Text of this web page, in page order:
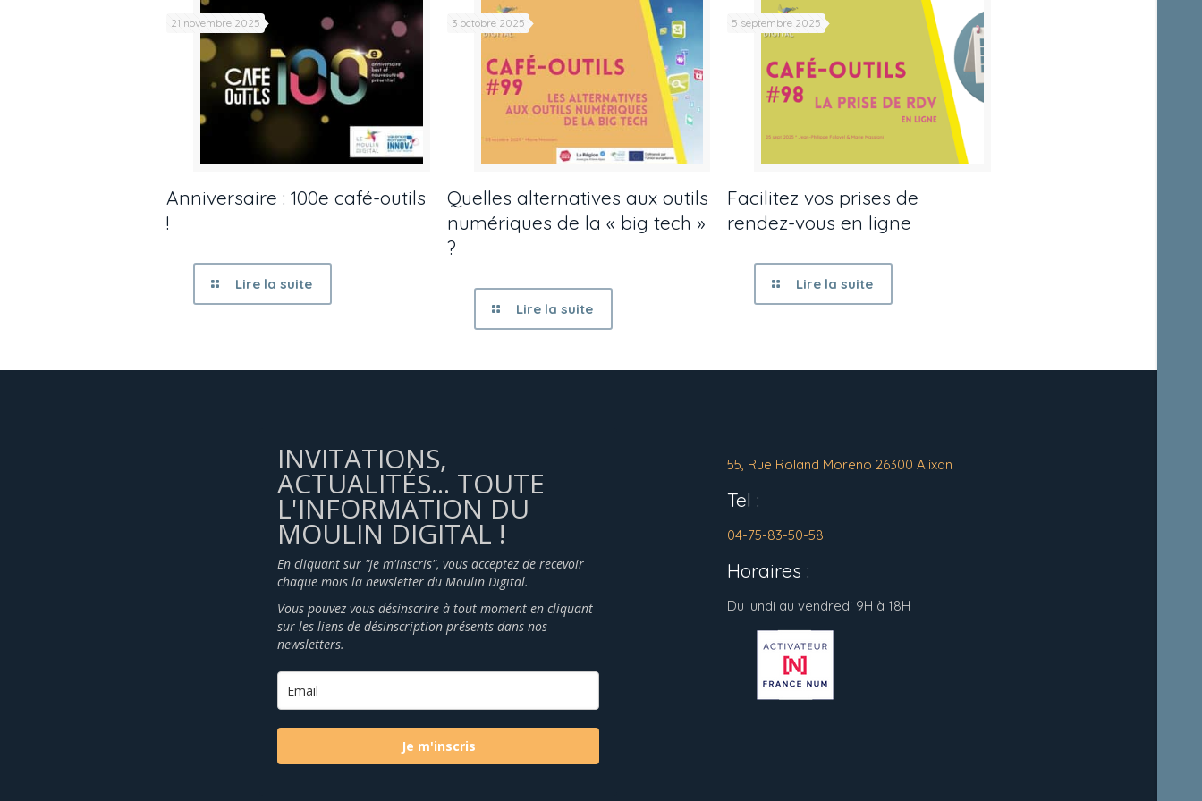
21 novembre 2025
Anniversaire : 100e café-outils
!
Lire la suite
3 octobre 2025
Quelles alternatives aux outils
numériques de la « big tech »
?
Lire la suite
5 septembre 2025
Facilitez vos prises de
rendez-vous en ligne
Lire la suite
INVITATIONS,
ACTUALITÉS... TOUTE
L'INFORMATION DU
MOULIN DIGITAL !
En cliquant sur "je m'inscris", vous acceptez de recevoir
chaque mois la newsletter du Moulin Digital.
Vous pouvez vous désinscrire à tout moment en cliquant
sur les liens de désinscription présents dans nos
newsletters.
Je m'inscris
55, Rue Roland Moreno 26300 Alixan
Tel :
04-75-83-50-58
Horaires :
Du lundi au vendredi 9H à 18H